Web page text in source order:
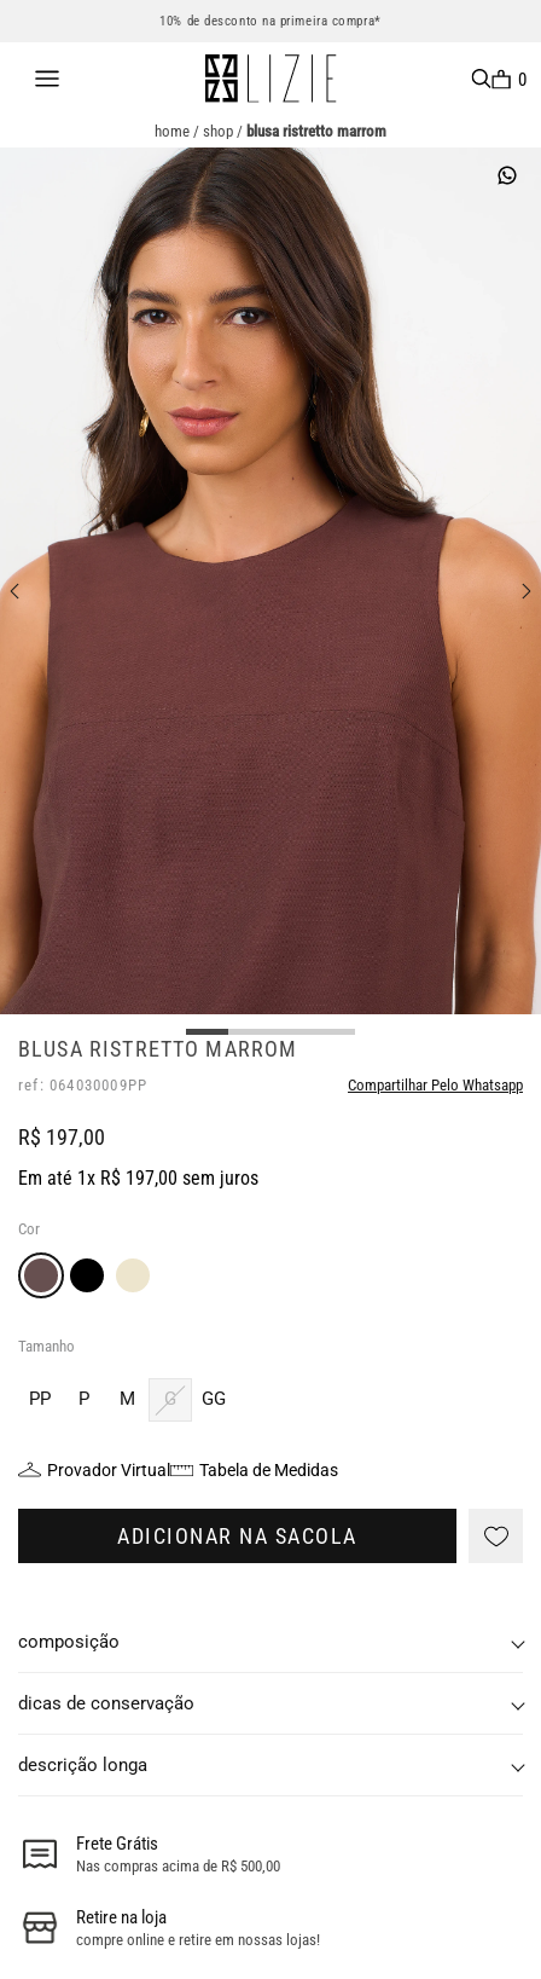
10% de desconto na primeira compra*
0
home / shop / blusa ristretto marrom
BLUSA RISTRETTO MARROM
ref: 064030009PP Compartilhar Pelo Whatsapp
R$ 197,00
Em até 1x R$ 197,00 sem juros
Cor
Tamanho
PP P M G GG
Provador Virtual Tabela de Medidas
ADICIONAR NA SACOLA
composição
dicas de conservação
descrição longa
Frete Grátis
Nas compras acima de R$ 500,00
Retire na loja
compre online e retire em nossas lojas!